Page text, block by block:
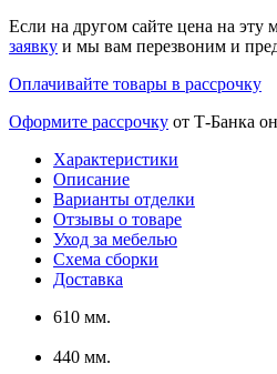
Если на другом сайте цена на эту
заявку и мы вам перезвоним и
Оплачивайте товары в рассрочку
Оформите рассрочку от Т-Банка
Характеристики
Описание
Варианты отделки
Отзывы о товаре
Уход за мебелью
Схема сборки
Доставка
610 мм.
440 мм.